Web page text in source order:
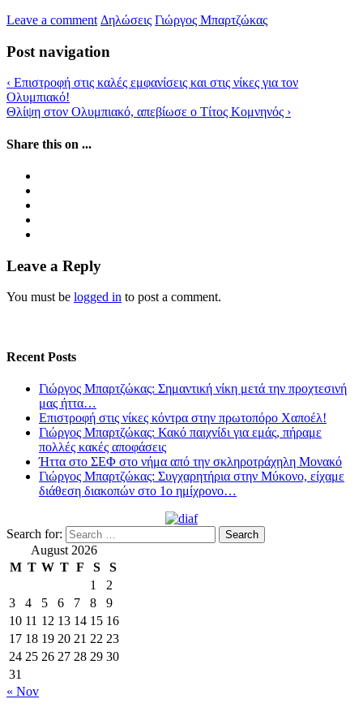
Leave a comment Δηλώσεις Γιώργος Μπαρτζώκας
Post navigation
‹ Επιστροφή στις καλές εμφανίσεις και στις νίκες για τον
Ολυμπιακό!
Θλίψη στον Ολυμπιακό, απεβίωσε ο Τίτος Κομνηνός ›
Share this on ...
Leave a Reply
You must be logged in to post a comment.
Recent Posts
Γιώργος Μπαρτζώκας: Σημαντική νίκη μετά την προχτεσινή
μας ήττα…
Επιστροφή στις νίκες κόντρα στην πρωτοπόρο Χαποέλ!
Γιώργος Μπαρτζώκας: Κακό παιχνίδι για εμάς, πήραμε
πολλές κακές αποφάσεις
Ήττα στο ΣΕΦ στο νήμα από την σκληροτράχηλη Μονακό
Γιώργος Μπαρτζώκας: Συγχαρητήρια στην Μύκονο, είχαμε
διάθεση διακοπών στο 1ο ημίχρονο…
Search for:
August 2026
M T W T F S
S
1
2
3
4 5 6 7 8
9
10 11 12 13 14 15 16
17 18 19 20 21 22 23
24 25 26 27 28 29 30
31
« Nov